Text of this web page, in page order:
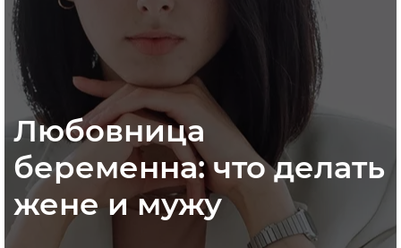
Любовница
беременна: что делать
жене и мужу